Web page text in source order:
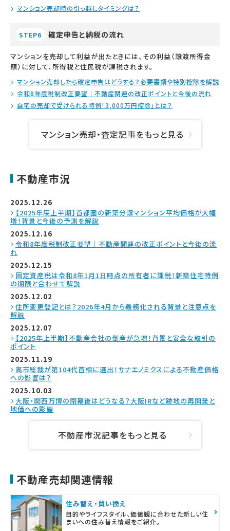
マンション売却時の引っ越しタイミングは？
STEP6 確定申告と納税の流れ
マンションを売却して利益が出たときには、その利益（譲渡所得金
額）に対して、所得税と住民税が課税されます。
マンション売却したら確定申告はどうする？必要書類や特別控除を解説
令和8年度税制改正要望｜不動産関連の改正ポイントと今後の流れ
自宅の売却で受けられる特例「3,000万円控除」とは？
マンション売却・査定記事をもっと見る
不動産市況
2025.12.26
【2025年度上半期】首都圏の新築分譲マンション平均価格が大幅
増！背景と今後の予測を解説
2025.12.16
令和8年度税制改正要望｜不動産関連の改正ポイントと今後の流
れ
2025.12.15
固定資産税は令和8年1月1日時点の所有者に課税！新築住宅特例
の期限と合わせて解説
2025.12.02
住所変更登記とは？2026年4月から義務化される背景と注意点を
解説
2025.12.07
【2025年上半期】不動産会社の倒産が急増！背景と安全な取引の
ポイント
2025.11.19
高市総裁が第104代首相に選出！サナエノミクスによる不動産価格
への影響は？
2025.10.03
大阪・関西万博の閉幕後はどうなる？大阪IRなど跡地の再開発と
地価への影響
不動産市況記事をもっと見る
不動産売却関連情報
住み替え・買い換え
目的やライフスタイル、価値観に合わせた新しい住
まいへの住み替え情報をご紹介。